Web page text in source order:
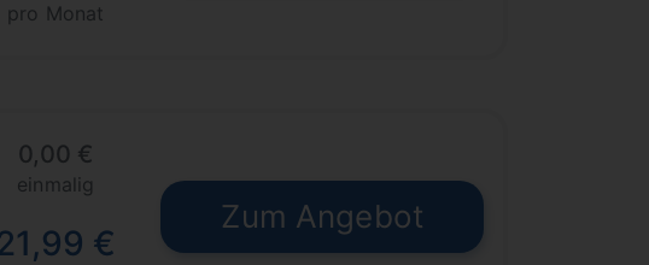
pro Monat
0,00 €
einmalig
€
Zum Angebot